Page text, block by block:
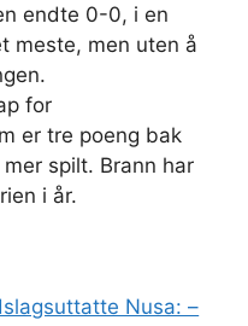
endte 0-0, i en
meste, men uten å
for
er tre poeng bak
spilt. Brann har
i år.
Nusa: –